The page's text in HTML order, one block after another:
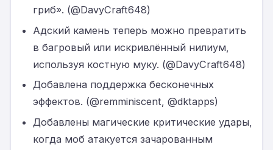
гриб». (@DavyCraft648)
Адский камень теперь можно превратить
в багровый или искривлённый нилиум,
используя костную муку. (@DavyCraft648)
Добавлена поддержка бесконечных
эффектов. (@remminiscent, @dktapps)
Добавлены магические критические удары,
когда моб атакуется зачарованным